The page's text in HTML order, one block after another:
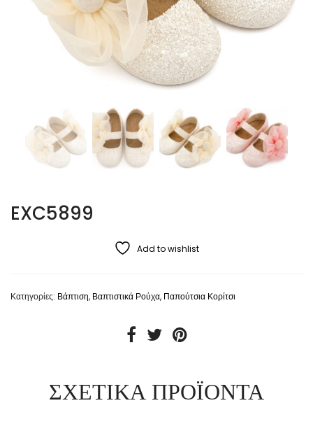
EXC5899
Add to wishlist
Κατηγορίες: Βάπτιση, Βαπτιστικά Ρούχα, Παπούτσια Κορίτσι
ΣΧΕΤΙΚΆ ΠΡΟΪΌΝΤΑ